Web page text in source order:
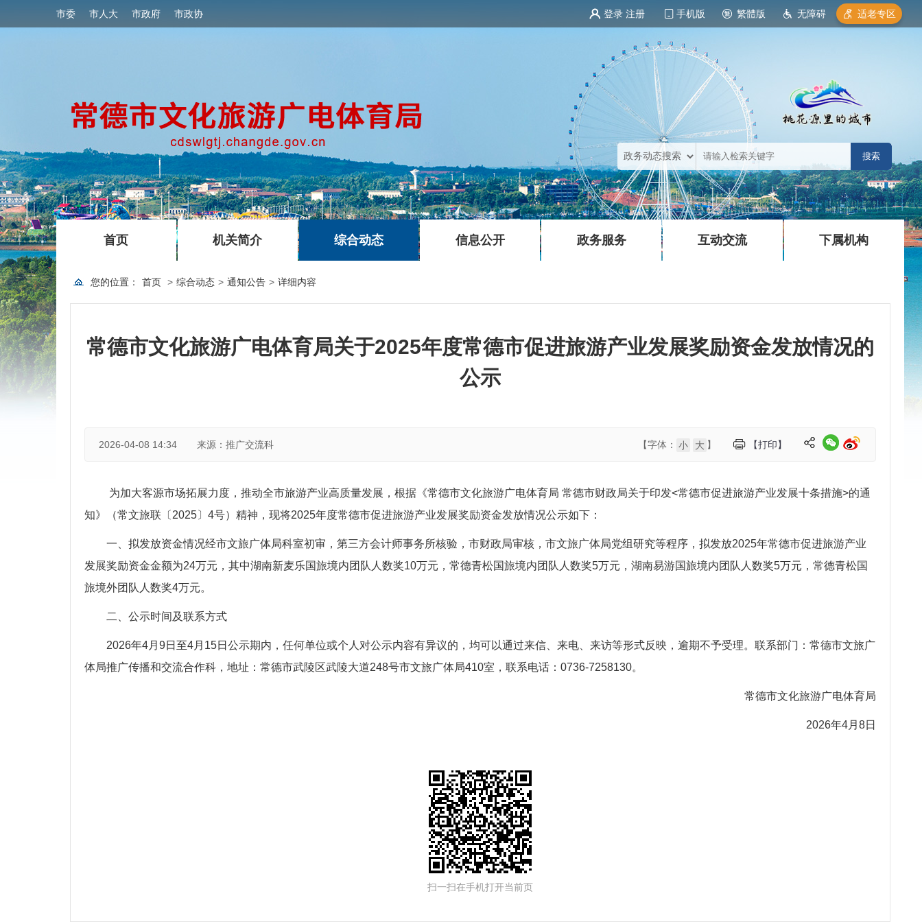
市委 市人大 市政府 市政协 登录 注册 手机版 繁體版 无障碍 适老专区
首页
|
机关简介
|
综合动态 信息公开 政务服务
|
互动交流
|
下属机构
您的位置： 首页 > 综合动态 > 通知公告 > 详细内容
常德市文化旅游广电体育局关于2025年度常德市促进旅游产业发展奖励资金发放情况的
公示
2026-04-08 14:34 来源：推广交流科 【打印】
【字体： 小 大 】
为加大客源市场拓展力度，推动全市旅游产业高质量发展，根据《常德市文化旅游广电体育局 常德市财政局关于印发<常德市促进旅游产业发展十条措施>的通
知》（常文旅联〔2025〕4号）精神，现将2025年度常德市促进旅游产业发展奖励资金发放情况公示如下：
一、拟发放资金情况经市文旅广体局科室初审，第三方会计师事务所核验，市财政局审核，市文旅广体局党组研究等程序，拟发放2025年常德市促进旅游产业
发展奖励资金金额为24万元，其中湖南新麦乐国旅境内团队人数奖10万元，常德青松国旅境内团队人数奖5万元，湖南易游国旅境内团队人数奖5万元，常德青松国
旅境外团队人数奖4万元。
二、公示时间及联系方式
2026年4月9日至4月15日公示期内，任何单位或个人对公示内容有异议的，均可以通过来信、来电、来访等形式反映，逾期不予受理。联系部门：常德市文旅广
体局推广传播和交流合作科，地址：常德市武陵区武陵大道248号市文旅广体局410室，联系电话：0736-7258130。
常德市文化旅游广电体育局
2026年4月8日
扫一扫在手机打开当前页